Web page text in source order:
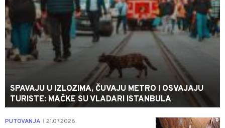
SPAVAJU U IZLOZIMA, ČUVAJU METRO I OSVAJAJU
TURISTE: MAČKE SU VLADARI ISTANBULA
0
PUTOVANJA 21.07.2026.